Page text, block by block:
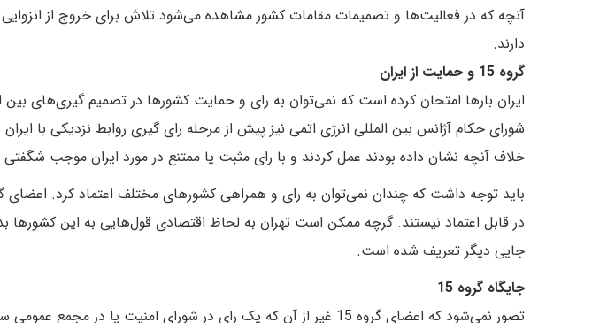
آنچه که در فعالیت‌ها و تصمیمات مقامات کشور مشاهده می‌شود تلاش برای خروج از انزوایی
دارند.
گروه 15 و حمایت از ایران
ایران بارها امتحان کرده است که نمی‌توان به رای و حمایت کشورها در تصمیم گیری‌های
شورای حکام آژانس بین المللی انرژی اتمی نیز پیش از مرحله رای گیری روابط نزدیکی با
خلاف آنچه نشان داده بودند عمل کردند و با رای مثبت یا ممتنع در مورد ایران موجب
در قابل اعتماد نیستند. گرچه ممکن است تهران به لحاظ اقتصادی قول‌هایی به این
جایی دیگر تعریف شده است.
جایگاه گروه 15
تصور نمی‌شود که اعضای گروه 15 غیر از آن که یک رای در شورای امنیت یا در